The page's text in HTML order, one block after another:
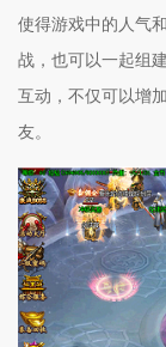
使得游戏中的人气
战，也可以一起组
互动，不仅可以增
友。